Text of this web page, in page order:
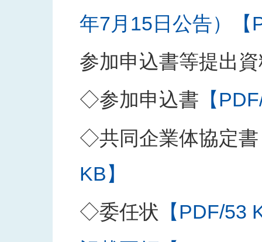
年7月15日公告）【
参加申込書等提出
◇参加申込書 【
◇共同企業体協定書
KB】
◇委任状 【PDF/53